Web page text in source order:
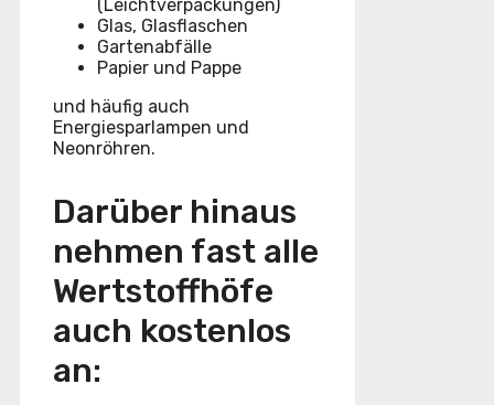
(Leichtverpackungen)
Glas, Glasflaschen
Gartenabfälle
Papier und Pappe
und häufig auch
Energiesparlampen und
Neonröhren.
Darüber hinaus
nehmen fast alle
Wertstoffhöfe
auch kostenlos
an: